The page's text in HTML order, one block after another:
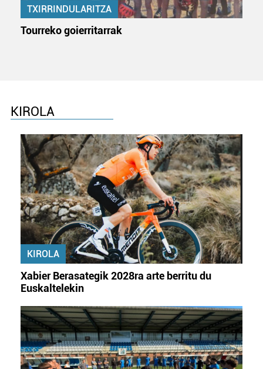
erabiltzen dituen hauta dezakezu.
buruzko informazio gehiago eta ezarri zure lehentasunak
datuen atalean. Edozein unetan alda edo ken dezakezu
zure baimena Cookieen adierazpenean.
Webgune honek cookie propioak eta hirugarrenen cookie-
fitxategiak erabiltzen ditu. Zure esperientzia eta
zerbitzuak hobetzeko asmoz, cookie teknologiaz
baliatzen gara. Ohar hau onartuz gero, teknologia hori
erabiltzeko baimen esplizitua ematen diguzu.Gehiago
TXIRRINDULARITZA
Tourreko goierritarrak
KIROLA
KIROLA
Xabier Berasategik 2028ra arte berritu du
Euskaltelekin